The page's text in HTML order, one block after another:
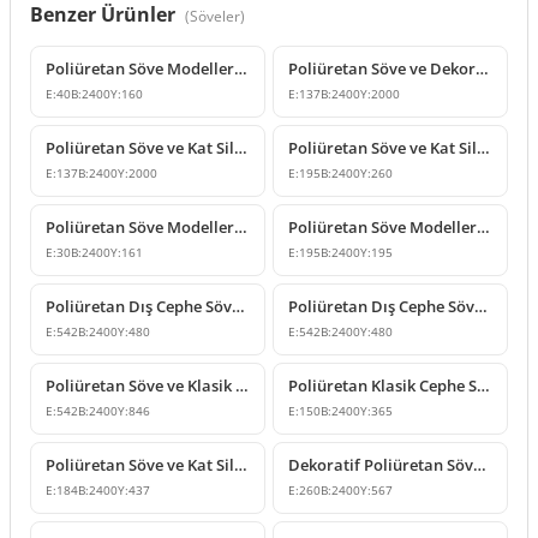
Benzer Ürünler (Söveler)
Poliüretan Söve Modelleri ve Dış Cephe Profil Tasarımları
E:40B:2400Y:160
Poliüretan Söve ve Dekoratif Cephe Profili Modelleri
E:137B:2400Y:2000
Poliüretan Söve ve Kat Silmesi Modelleri
E:137B:2400Y:2000
Poliüretan Söve ve Kat Silmesi Modeli
E:195B:2400Y:260
Poliüretan Söve Modelleri ve Dış Cephe Dekorasyon Ürünleri
E:30B:2400Y:161
Poliüretan Söve Modelleri ve Dekoratif Pencere Kenarı P1459
E:195B:2400Y:195
Poliüretan Dış Cephe Söve ve Kat Silmesi Modeli
E:542B:2400Y:480
Poliüretan Dış Cephe Söve ve Kat Silmesi Modelleri
E:542B:2400Y:480
Poliüretan Söve ve Klasik Kat Silmesi Profil Çeşitleri
E:542B:2400Y:846
Poliüretan Klasik Cephe Söve ve Kat Silmesi Profili
E:150B:2400Y:365
Poliüretan Söve ve Kat Silmesi Modeli
E:184B:2400Y:437
Dekoratif Poliüretan Söve ve Kat Silmesi Modeli
E:260B:2400Y:567